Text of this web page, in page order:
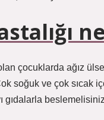
çocuklarda ağız
soğuk ve çok sıcak
gıdalarla